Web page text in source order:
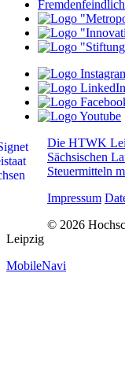
Die HTWK
Sächsischen
Steuermitteln
Impressum
© 2026
Leipzig
MobileNavi